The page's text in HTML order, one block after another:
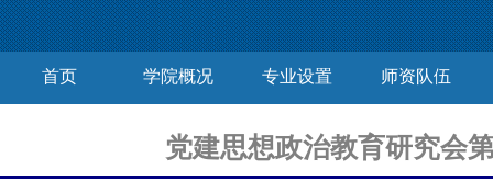
首页 学院概况 专业设置 师资队伍
党建思想政治教育研究会